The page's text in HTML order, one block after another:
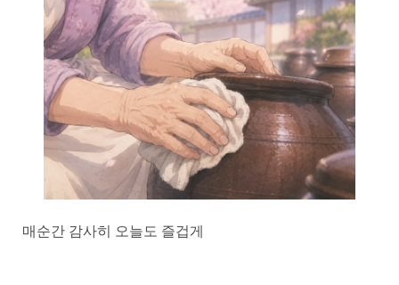
매순간 감사히 오늘도 즐겁게